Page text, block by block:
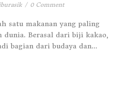
/ 0 Comment
satu makanan yang paling
Berasal dari biji kakao,
bagian dari budaya dan...